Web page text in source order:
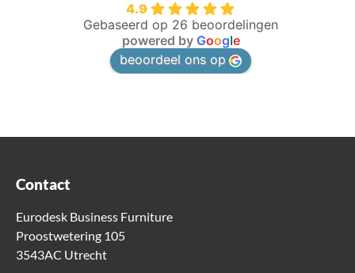
4.9
Gebaseerd op 26 beoordelingen
powered by Google
beoordeel ons op
Contact
Eurodesk Business Furniture
Proostwetering 105
3543AC Utrecht